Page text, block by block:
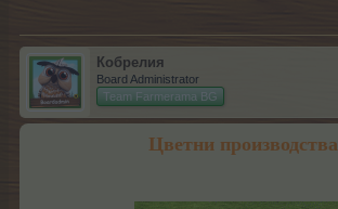
Кобрелия
Board Administrator
Team Farmerama BG
Цветни производства